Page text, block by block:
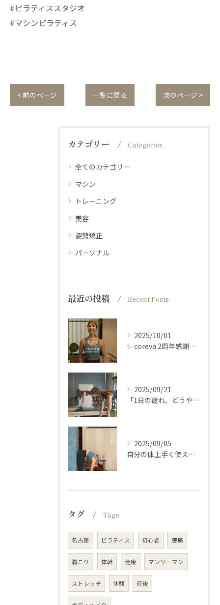
#ピラティススタジオ
#マシンピラティス
< 前のページ 一覧に戻る 次のページ >
カテゴリー Categories
全てのカテゴリー
マシン
トレーニング
美容
姿勢矯正
パーソナル
最近の投稿 Recent Posts
2025/10/01
✨ coreva 2周年感謝祭のご案内 ✨
2025/09/21
「1日の疲れ、どうやってリセットしてますか？」
2025/09/05
自分の体上手く使えてますか🤔？
タグ Tags
名古屋 ピラティス 初心者 腰痛
肩こり 体幹 健康 マンツーマン
ストレッチ 体験 産後